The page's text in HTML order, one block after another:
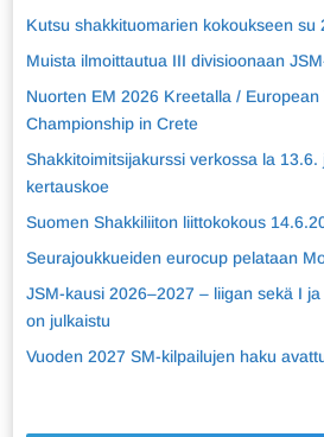
Kutsu shakkituomarien kokoukseen su
Muista ilmoittautua III divisioonaan
Nuorten EM 2026 Kreetalla / European
Championship in Crete
Shakkitoimitsijakurssi verkossa la
kertauskoe
Suomen Shakkiliiton liittokokous
Seurajoukkueiden eurocup pelataan
JSM-kausi 2026–2027 – liigan sekä I
on julkaistu
Vuoden 2027 SM-kilpailujen haku